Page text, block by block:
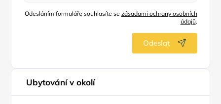
Odesláním formuláře souhlasíte se zásadami ochrany osobních
údajů.
Odeslat
Ubytování v okolí